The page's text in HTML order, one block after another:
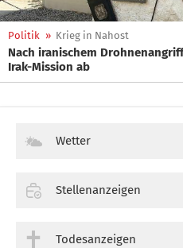
Politik » Krieg in Nahost
Nach iranischem
Irak-Mission ab
Wetter
Stellenanzeigen
Todesanzeigen